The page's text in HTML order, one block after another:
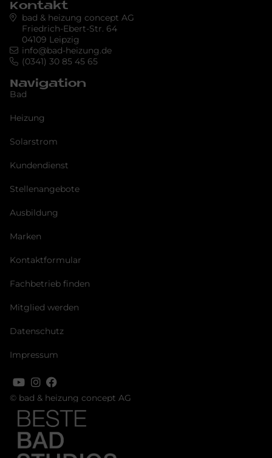
© bad & heizung concept AG
Kontakt
bad & heizung concept AG
Friedrich-Ebert-Str. 64
04109 Leipzig
info@bad-heizung.de
(0341) 30 85 45 65
Navigation
Bad
Heizung
Solarstrom
Kundendienst
Stellenangebote
Ausbildung
Marken
Kontaktformular
Fachbetrieb finden
Mitglied werden
Datenschutz
Impressum